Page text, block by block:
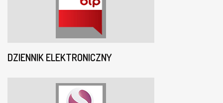
DZIENNIK ELEKTRONICZNY